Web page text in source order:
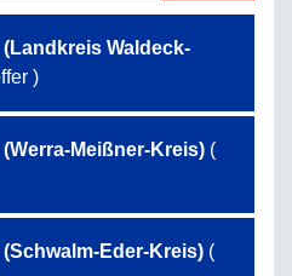
Waldeck-
)
Meißner-Kreis) (
Eder-Kreis) (